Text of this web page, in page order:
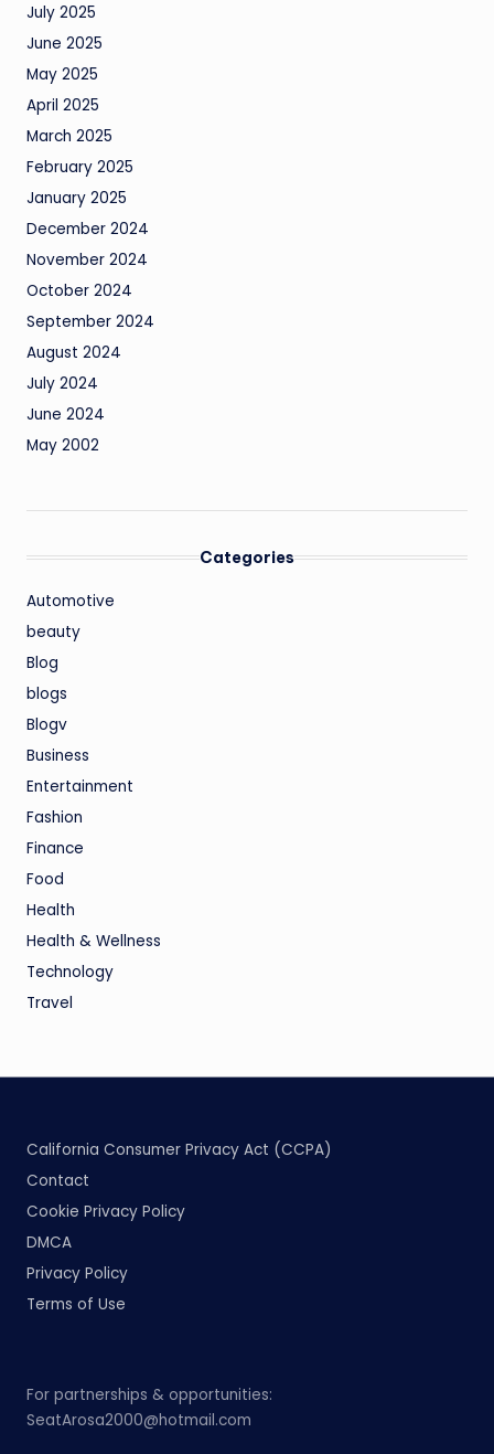
July 2025
June 2025
May 2025
April 2025
March 2025
February 2025
January 2025
December 2024
November 2024
October 2024
September 2024
August 2024
July 2024
June 2024
May 2002
Categories
Automotive
beauty
Blog
blogs
Blogv
Business
Entertainment
Fashion
Finance
Food
Health
Health & Wellness
Technology
Travel
California Consumer Privacy Act (CCPA)
Contact
Cookie Privacy Policy
DMCA
Privacy Policy
Terms of Use
For partnerships & opportunities:
SeatArosa2000@hotmail.com